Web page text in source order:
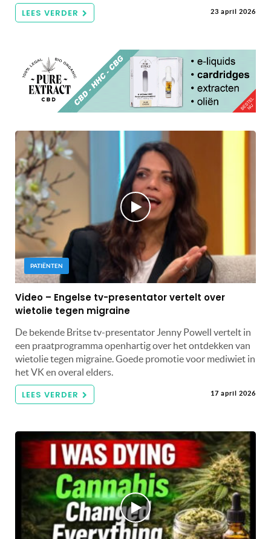
LEES VERDER 23 april 2026
PATIËNTEN
Video – Engelse tv-presentator vertelt over
wietolie tegen migraine
De bekende Britse tv-presentator Jenny Powell vertelt in
een praatprogramma openhartig over het ontdekken van
wietolie tegen migraine. Goede promotie voor mediwiet in
het VK en overal elders.
LEES VERDER 17 april 2026